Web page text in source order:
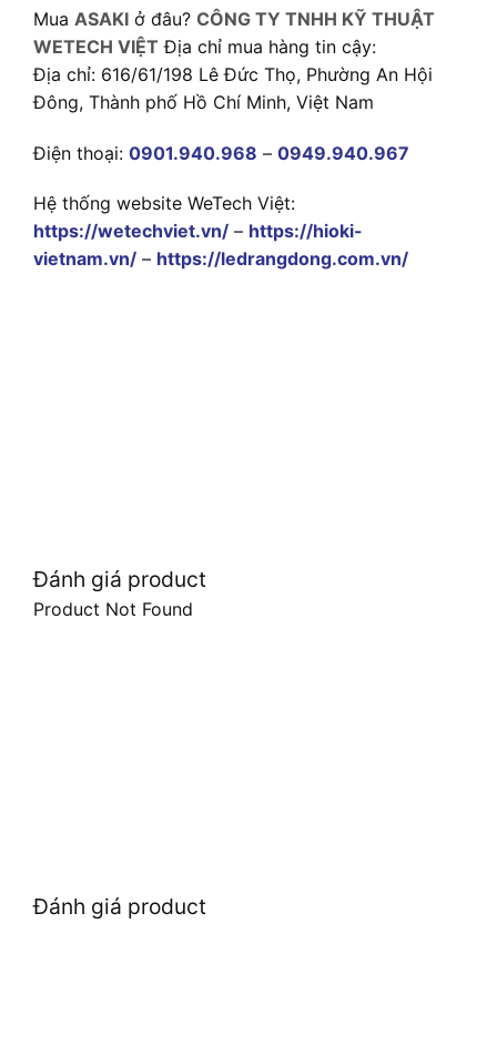
Mua ASAKI ở đâu? CÔNG TY TNHH KỸ THUẬT
WETECH VIỆT Địa chỉ mua hàng tin cậy:
Địa chỉ: 616/61/198 Lê Đức Thọ, Phường An Hội
Đông, Thành phố Hồ Chí Minh, Việt Nam
Điện thoại: 0901.940.968 – 0949.940.967
Hệ thống website WeTech Việt:
https://wetechviet.vn/ – https://hioki-
vietnam.vn/ – https://ledrangdong.com.vn/
Đánh giá product
Product Not Found
Đánh giá product